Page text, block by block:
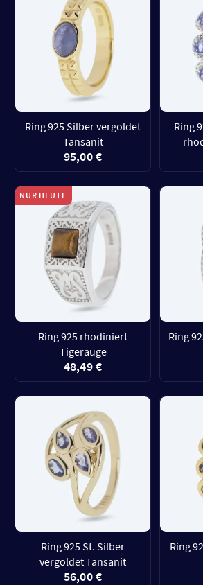
Ring 925 Silber vergoldet
Tansanit
95,00 €
Ring
NUR HEUTE
Ring 925 rhodiniert
Tigerauge
48,49 €
Ring
Ring 925 St. Silber
vergoldet Tansanit
56,00 €
Ring